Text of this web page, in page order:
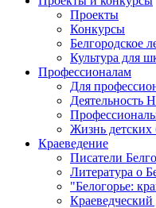
Проекты
Конкурсы
Белгородское
Культура для
Профессионалам
Для
Деятельность
Жизнь детских
Краеведение
Писатели
Литература о
"Белогорье:
Краеведческий